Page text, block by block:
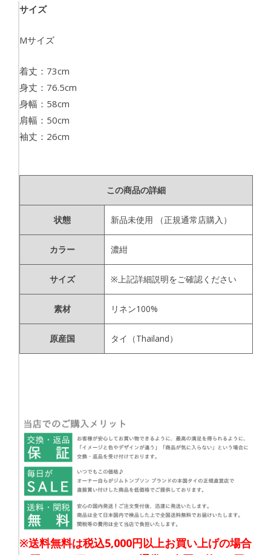
サイズ
Mサイズ
着丈：73cm
身丈：76.5cm
身幅：58cm
肩幅：50cm
袖丈：26cm
この商品の詳細
状態 新品未使用 （正規通常店購入）
カラー 濃紺
サイズ ※上記詳細説明をご確認ください
素材 リネン100%
原産国 タイ（Thailand）
※送料無料は税込5,000円以上お買い上げの場合